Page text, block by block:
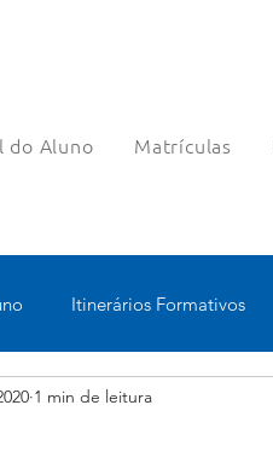
do Aluno Matrículas
Itinerários Formativos
Esportes
1 min de leitura